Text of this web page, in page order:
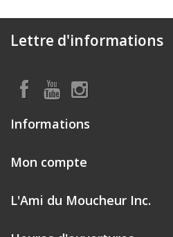
Lettre d'informations
Informations
Mon compte
L'Ami du Moucheur Inc.